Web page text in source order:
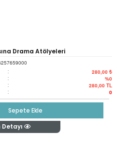
Drama Atölyeleri
: 280,00 ₺
: %0
: 280,00 TL
: 0
Sepete Ekle
Detayı